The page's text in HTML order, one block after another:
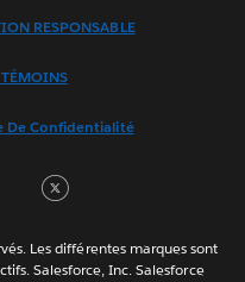
RESPONSABLE
TÉMOINS
De Confidentialité
Facebook
Les différentes marques sont
Salesforce, Inc. Salesforce